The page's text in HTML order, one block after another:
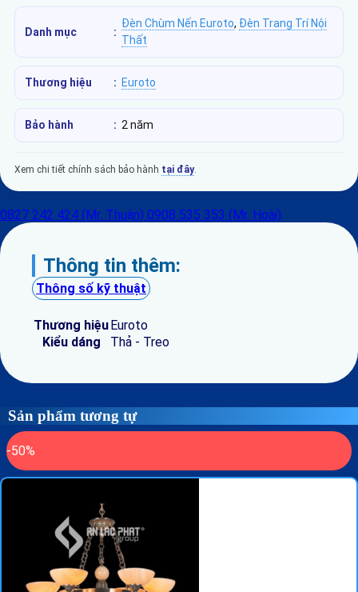
Danh mục :
Đèn Chùm Nến Euroto, Đèn Trang Trí Nội
Thất
Thương hiệu : Euroto
Bảo hành : 2 năm
Xem chi tiết chính sách bảo hành tại đây.
0827 242 424 (Mr. Thuận) 0908 535 353 (Mr. Hoài)
Thông tin thêm:
Thông số kỹ thuật
Thương hiệuEuroto
Kiểu dáng
Thả - Treo
Sản phẩm tương tự
-50%